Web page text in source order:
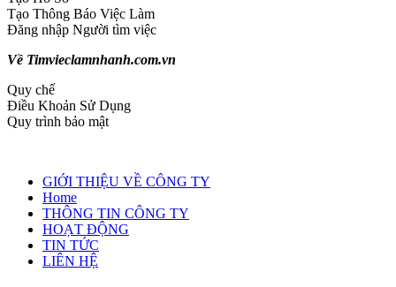
Tạo Thông Báo Việc Làm
Đăng nhập Người tìm việc
Về Timvieclamnhanh.com.vn
Quy chế
Điều Khoản Sử Dụng
Quy trình bảo mật
GIỚI THIỆU VỀ CÔNG TY
Home
THÔNG TIN CÔNG TY
HOẠT ĐỘNG
TIN TỨC
LIÊN HỆ